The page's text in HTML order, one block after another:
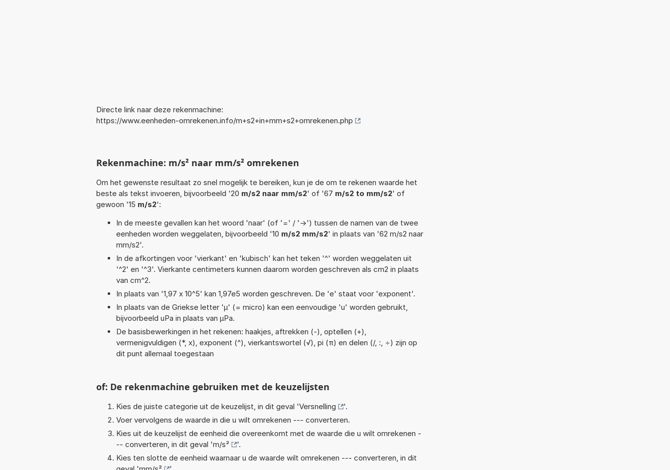
Directe link naar deze rekenmachine:
https://www.eenheden-omrekenen.info/m+s2+in+mm+s2+omrekenen.php
Rekenmachine: m/s² naar mm/s² omrekenen
Om het gewenste resultaat zo snel mogelijk te bereiken, kun je de om te rekenen waarde het
beste als tekst invoeren, bijvoorbeeld '20 m/s2 naar mm/s2' of '67 m/s2 to mm/s2' of
gewoon '15 m/s2':
In de meeste gevallen kan het woord 'naar' (of '=' / '->') tussen de namen van de twee
eenheden worden weggelaten, bijvoorbeeld '10 m/s2 mm/s2' in plaats van '62 m/s2 naar
mm/s2'.
In de afkortingen voor 'vierkant' en 'kubisch' kan het teken '^' worden weggelaten uit
'^2' en '^3'. Vierkante centimeters kunnen daarom worden geschreven als cm2 in plaats
van cm^2.
In plaats van '1,97 x 10^5' kan 1,97e5 worden geschreven. De 'e' staat voor 'exponent'.
In plaats van de Griekse letter 'µ' (= micro) kan een eenvoudige 'u' worden gebruikt,
bijvoorbeeld uPa in plaats van µPa.
De basisbewerkingen in het rekenen: haakjes, aftrekken (-), optellen (+),
vermenigvuldigen (*, x), exponent (^), vierkantswortel (√), pi (π) en delen (/, :, ÷) zijn op
dit punt allemaal toegestaan
of: De rekenmachine gebruiken met de keuzelijsten
Kies de juiste categorie uit de keuzelijst, in dit geval 'Versnelling
'.
Voer vervolgens de waarde in die u wilt omrekenen --- converteren.
Kies uit de keuzelijst de eenheid die overeenkomt met de waarde die u wilt omrekenen -
-- converteren, in dit geval 'm/s²
'.
Kies ten slotte de eenheid waarnaar u de waarde wilt omrekenen --- converteren, in dit